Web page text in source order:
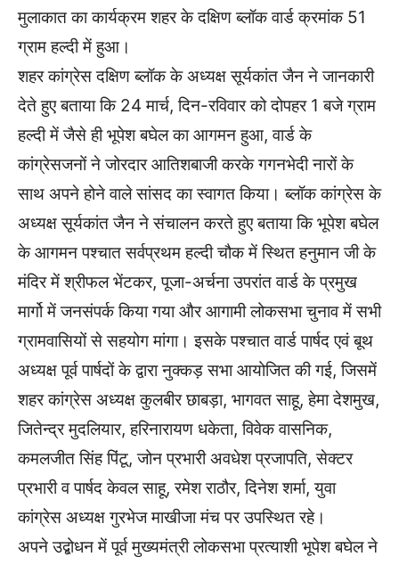
मुलाकात का कार्यक्रम शहर के दक्षिण ब्लॉक वार्ड क्रमांक 51
ग्राम हल्दी में हुआ।
शहर कांग्रेस दक्षिण ब्लॉक के अध्यक्ष सूर्यकांत जैन ने जानकारी
देते हुए बताया कि 24 मार्च, दिन-रविवार को दोपहर 1 बजे ग्राम
हल्दी में जैसे ही भूपेश बघेल का आगमन हुआ, वार्ड के
कांग्रेसजनों ने जोरदार आतिशबाजी करके गगनभेदी नारों के
साथ अपने होने वाले सांसद का स्वागत किया। ब्लॉक कांग्रेस के
अध्यक्ष सूर्यकांत जैन ने संचालन करते हुए बताया कि भूपेश बघेल
के आगमन पश्चात सर्वप्रथम हल्दी चौक में स्थित हनुमान जी के
मंदिर में श्रीफल भेंटकर, पूजा-अर्चना उपरांत वार्ड के प्रमुख
मार्गो में जनसंपर्क किया गया और आगामी लोकसभा चुनाव में सभी
ग्रामवासियों से सहयोग मांगा। इसके पश्चात वार्ड पार्षद एवं बूथ
अध्यक्ष पूर्व पार्षदों के द्वारा नुक्कड़ सभा आयोजित की गई, जिसमें
शहर कांग्रेस अध्यक्ष कुलबीर छाबड़ा, भागवत साहू, हेमा देशमुख,
जितेन्द्र मुदलियार, हरिनारायण धकेता, विवेक वासनिक,
कमलजीत सिंह पिंटू, जोन प्रभारी अवधेश प्रजापति, सेक्टर
प्रभारी व पार्षद केवल साहू, रमेश राठौर, दिनेश शर्मा, युवा
कांग्रेस अध्यक्ष गुरभेज माखीजा मंच पर उपस्थित रहे।
अपने उद्बोधन में पूर्व मुख्यमंत्री लोकसभा प्रत्याशी भूपेश बघेल ने